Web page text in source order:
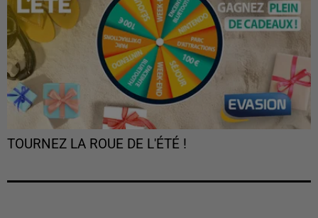
TOURNEZ LA ROUE DE L'ÉTÉ !